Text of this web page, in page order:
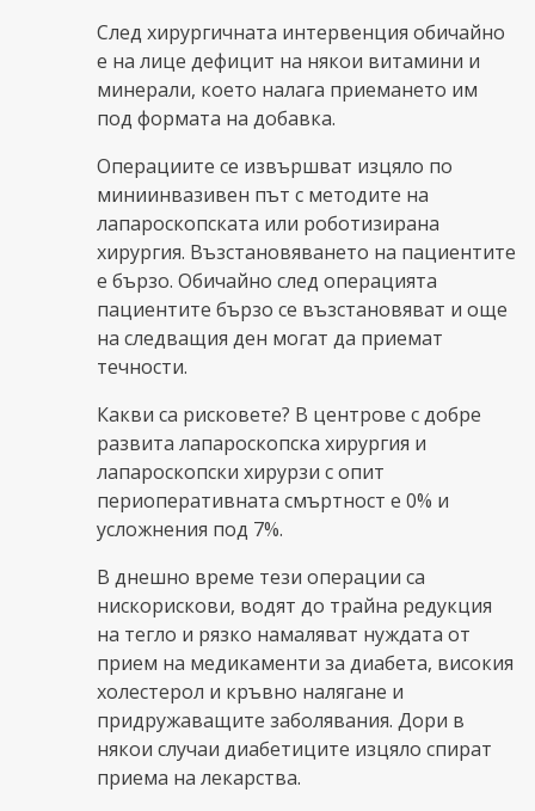
След хирургичната интервенция обичайно
е на лице дефицит на някои витамини и
минерали, което налага приемането им
под формата на добавка.
Операциите се извършват изцяло по
миниинвазивен път с методите на
лапароскопската или роботизирана
хирургия. Възстановяването на пациентите
е бързо. Обичайно след операцията
пациентите бързо се възстановяват и още
на следващия ден могат да приемат
течности.
Какви са рисковете? В центрове с добре
развита лапароскопска хирургия и
лапароскопски хирурзи с опит
периоперативната смъртност е 0% и
усложнения под 7%.
В днешно време тези операции са
нискорискови, водят до трайна редукция
на тегло и рязко намаляват нуждата от
прием на медикаменти за диабета, високия
холестерол и кръвно налягане и
придружаващите заболявания. Дори в
някои случаи диабетиците изцяло спират
приема на лекарства.